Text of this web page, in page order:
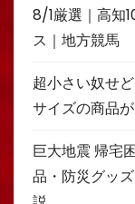
8/1厳選｜高知
ス｜地方競馬
超小さい奴せど
サイズの商品
巨大地震 帰宅
品・防災グッ